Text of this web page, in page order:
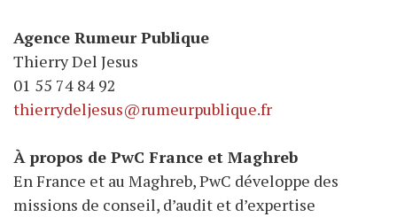
Agence Rumeur Publique
Thierry Del Jesus
01 55 74 84 92
thierrydeljesus@rumeurpublique.fr
À propos de PwC France et Maghreb
En France et au Maghreb, PwC développe des
missions de conseil, d’audit et d’expertise